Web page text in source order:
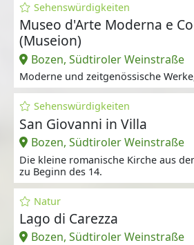
Sehenswürdigkeiten
Museo d'Arte Moderna e
(Museion)
Bozen, Südtiroler Weinstraße
Moderne und zeitgenössische
Sehenswürdigkeiten
San Giovanni in Villa
Bozen, Südtiroler Weinstraße
Die kleine romanische Kirche aus
zu Beginn des 14.
Natur
Lago di Carezza
Bozen, Südtiroler Weinstraße